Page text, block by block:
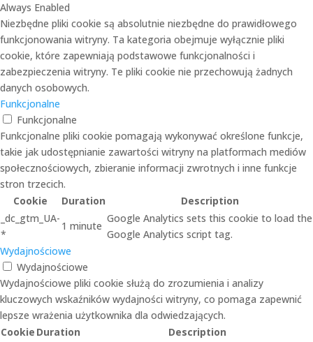
Always Enabled
Niezbędne pliki cookie są absolutnie niezbędne do prawidłowego
funkcjonowania witryny. Ta kategoria obejmuje wyłącznie pliki
cookie, które zapewniają podstawowe funkcjonalności i
zabezpieczenia witryny. Te pliki cookie nie przechowują żadnych
danych osobowych.
Funkcjonalne
Funkcjonalne
Funkcjonalne pliki cookie pomagają wykonywać określone funkcje,
takie jak udostępnianie zawartości witryny na platformach mediów
społecznościowych, zbieranie informacji zwrotnych i inne funkcje
stron trzecich.
Cookie
Duration
Description
_dc_gtm_UA-
*
1 minute
Google Analytics sets this cookie to load the
Google Analytics script tag.
Wydajnościowe
Wydajnościowe
Wydajnościowe pliki cookie służą do zrozumienia i analizy
kluczowych wskaźników wydajności witryny, co pomaga zapewnić
lepsze wrażenia użytkownika dla odwiedzających.
Cookie Duration Description